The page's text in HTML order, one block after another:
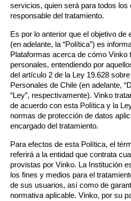
servicios, quien será para todos los
responsable del tratamiento.
Es por lo anterior que el objetivo de
(en adelante, la “Política”) es
Plataformas acerca de cómo Vinko
personales, entendiendo por
del artículo 2 de la Ley 19.628
Personales de Chile (en adelante,
“Ley”, respectivamente). Vinko
de acuerdo con esta Política y la
normas de protección de datos
encargado del tratamiento.
Para efectos de esta Política, el
referirá a la entidad que contrata
provistas por Vinko. La Institución
los fines y medios para el
de sus usuarios, así como de
normativa aplicable. Vinko, por su